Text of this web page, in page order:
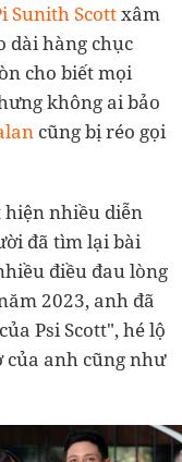
Sunith Scottxâm
dài hàng chục
cho biết mọi
không ai bảo
cũng bị réo gọi
nhiều diễn
đã tìm lại bài
điều đau lòng
2023, anh đã
Psi Scott", hé lộ
anh cũng như